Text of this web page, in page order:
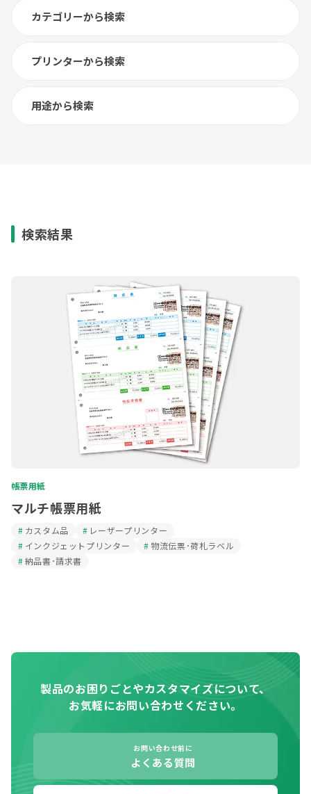
カテゴリーから検索
プリンターから検索
用途から検索
検索結果
帳票用紙
マルチ帳票用紙
カスタム品
レーザープリンター
インクジェットプリンター
物流伝票･荷札ラベル
納品書･請求書
製品のお困りごとやカスタマイズについて、
お気軽にお問い合わせください。
お問い合わせ前に
よくある質問